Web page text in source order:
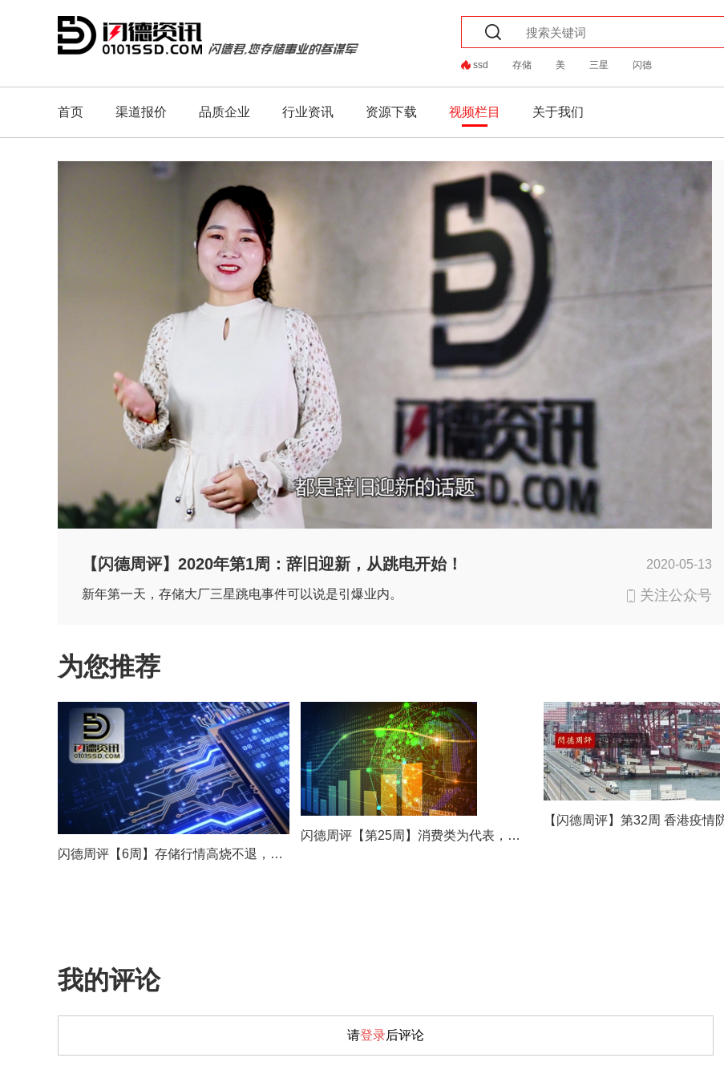
ssd 存储 美 三星 闪德
首页 渠道报价 品质企业 行业资讯 资源下载 视频栏目 关于我们
【闪德周评】2020年第1周：辞旧迎新，从跳电开始！ 2020-05-13
新年第一天，存储大厂三星跳电事件可以说是引爆业内。 关注公众号
为您推荐
闪德周评【6周】存储行情高烧不退，控量加严，假期前市场进入“持货待涨”阶段
闪德周评【第25周】消费类为代表，需求不足继续拉存储价格下跌，设备商指新产能投资下降，供需改善现曙光
我的评论
请登录后评论